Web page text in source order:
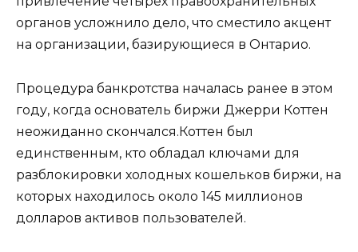
органов усложнило дело, что сместило акцент
на организации, базирующиеся в Онтарио.
Процедура банкротства началась ранее в этом
году, когда основатель биржи Джерри Коттен
неожиданно скончался.Коттен был
единственным, кто обладал ключами для
разблокировки холодных кошельков биржи, на
которых находилось около 145 миллионов
долларов активов пользователей.